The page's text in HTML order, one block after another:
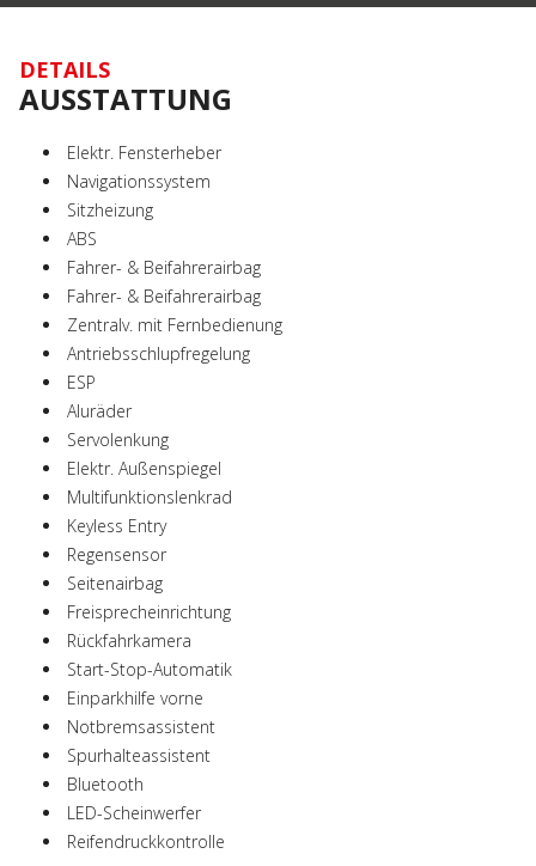
DETAILS
AUSSTATTUNG
Elektr. Fensterheber
Navigationssystem
Sitzheizung
ABS
Fahrer- & Beifahrerairbag
Fahrer- & Beifahrerairbag
Zentralv. mit Fernbedienung
Antriebsschlupfregelung
ESP
Aluräder
Servolenkung
Elektr. Außenspiegel
Multifunktionslenkrad
Keyless Entry
Regensensor
Seitenairbag
Freisprecheinrichtung
Rückfahrkamera
Start-Stop-Automatik
Einparkhilfe vorne
Notbremsassistent
Spurhalteassistent
Bluetooth
LED-Scheinwerfer
Reifendruckkontrolle